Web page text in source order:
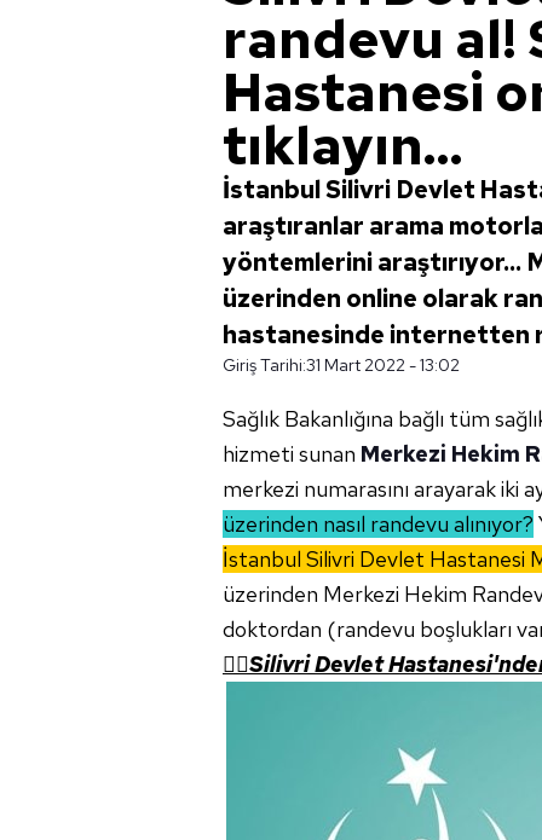
randevu al!
Hastanesi
tıklayın...
İstanbul Silivri Devlet
araştıranlar arama
yöntemlerini araştırıyor...
üzerinden online olarak
hastanesinde internetten
Giriş Tarihi:31 Mart 2022 - 13:02
Sağlık Bakanlığına bağlı tüm
hizmeti sunan Merkezi Hekim
merkezi numarasını arayarak iki
üzerinden nasıl randevu alınıyor?
İstanbul Silivri Devlet Hastanesi
üzerinden Merkezi Hekim
doktordan (randevu boşlukları
👉🏼Silivri Devlet